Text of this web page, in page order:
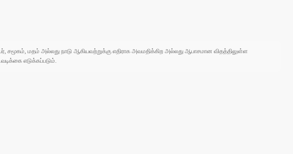
சமூகம், மதம் அல்லது நாடு ஆகியவற்றுக்கு எதிராக அவமதிக்கிற அல்லது ஆபாசமான விதத்திலுள்ள
எடுக்கப்படும்.